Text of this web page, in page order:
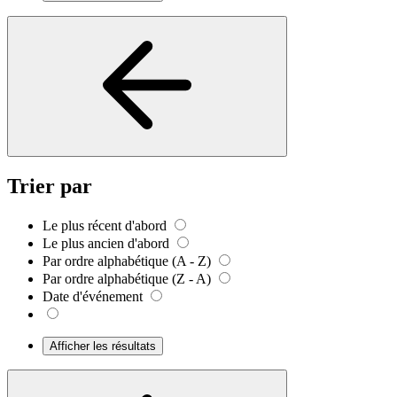
Trier par
Le plus récent d'abord
Le plus ancien d'abord
Par ordre alphabétique (A - Z)
Par ordre alphabétique (Z - A)
Date d'événement
Afficher les résultats